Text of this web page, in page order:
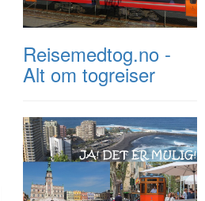
Reisemedtog.no -
Alt om togreiser